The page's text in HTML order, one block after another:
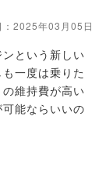
：2025年03月05日
という新しい
一度は乗りた
維持費が高い
能ならいいの